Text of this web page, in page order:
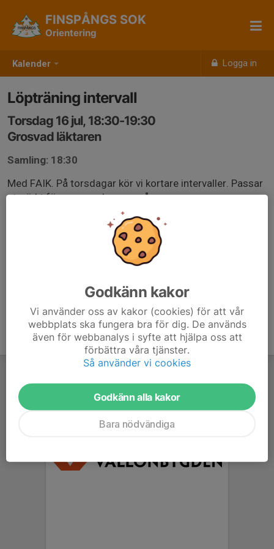
Kalender Logga in
FINSPÅNGS SOK
Orientering
Löpträning intervall
Torsdag 16 jul, 18:30-19:30
Grosvad läktaren
Samling: 18:30
Med FAIK. På torsdagar kör vi kortare intervaller. Passar
utmärkt för yngre och prova på.
Godkänn kakor
Vi använder oss av kakor (cookies) för att vår
webbplats ska fungera bra för dig. De används
även för webbanalys i syfte att hjälpa oss att
förbättra våra tjänster.
Så använder vi cookies
Godkänn alla kakor
Bara nödvändiga